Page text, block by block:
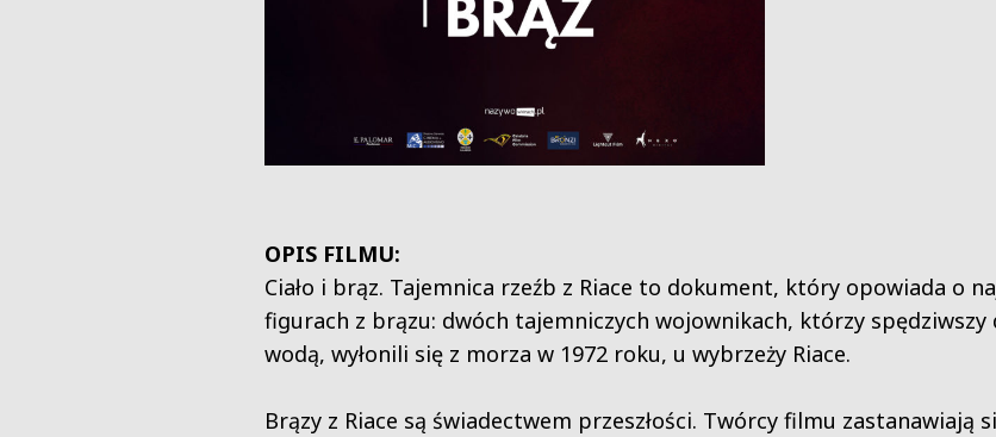
OPIS FILMU:
Ciało i brąz. Tajemnica rzeźb z Riace to dokument, który opowiada o
figurach z brązu: dwóch tajemniczych wojownikach, którzy
wodą, wyłonili się z morza w 1972 roku, u wybrzeży Riace.
Brązy z Riace są świadectwem przeszłości. Twórcy filmu zastanawiają